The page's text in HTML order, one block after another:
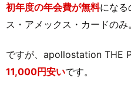
初年度の年会費が無料になる
ス・アメックス・カードのみ。
ですが、apollostation THE
11,000円安いです。